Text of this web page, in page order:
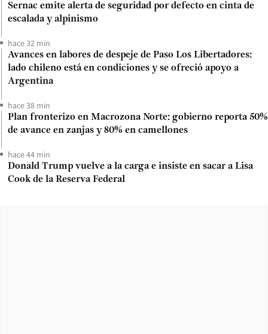
Sernac emite alerta de seguridad por defecto en cinta de
escalada y alpinismo
hace 32 min
Avances en labores de despeje de Paso Los Libertadores:
lado chileno está en condiciones y se ofreció apoyo a
Argentina
hace 38 min
Plan fronterizo en Macrozona Norte: gobierno reporta 50%
de avance en zanjas y 80% en camellones
hace 44 min
Donald Trump vuelve a la carga e insiste en sacar a Lisa
Cook de la Reserva Federal